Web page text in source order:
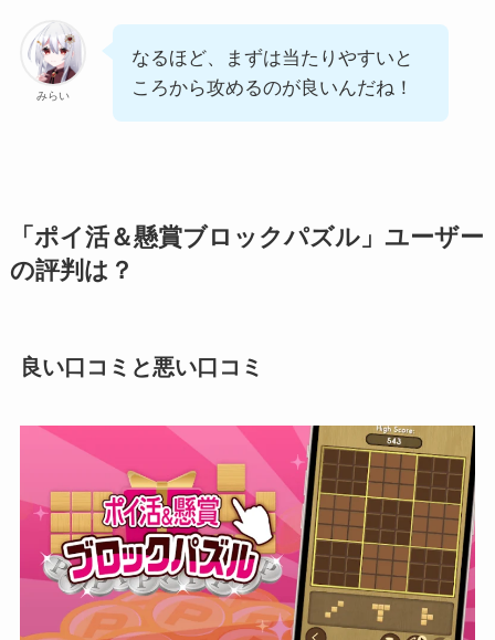
みらい
なるほど、まずは当たりやすいと
ころから攻めるのが良いんだね！
「ポイ活＆懸賞ブロックパズル」ユーザー
の評判は？
良い口コミと悪い口コミ